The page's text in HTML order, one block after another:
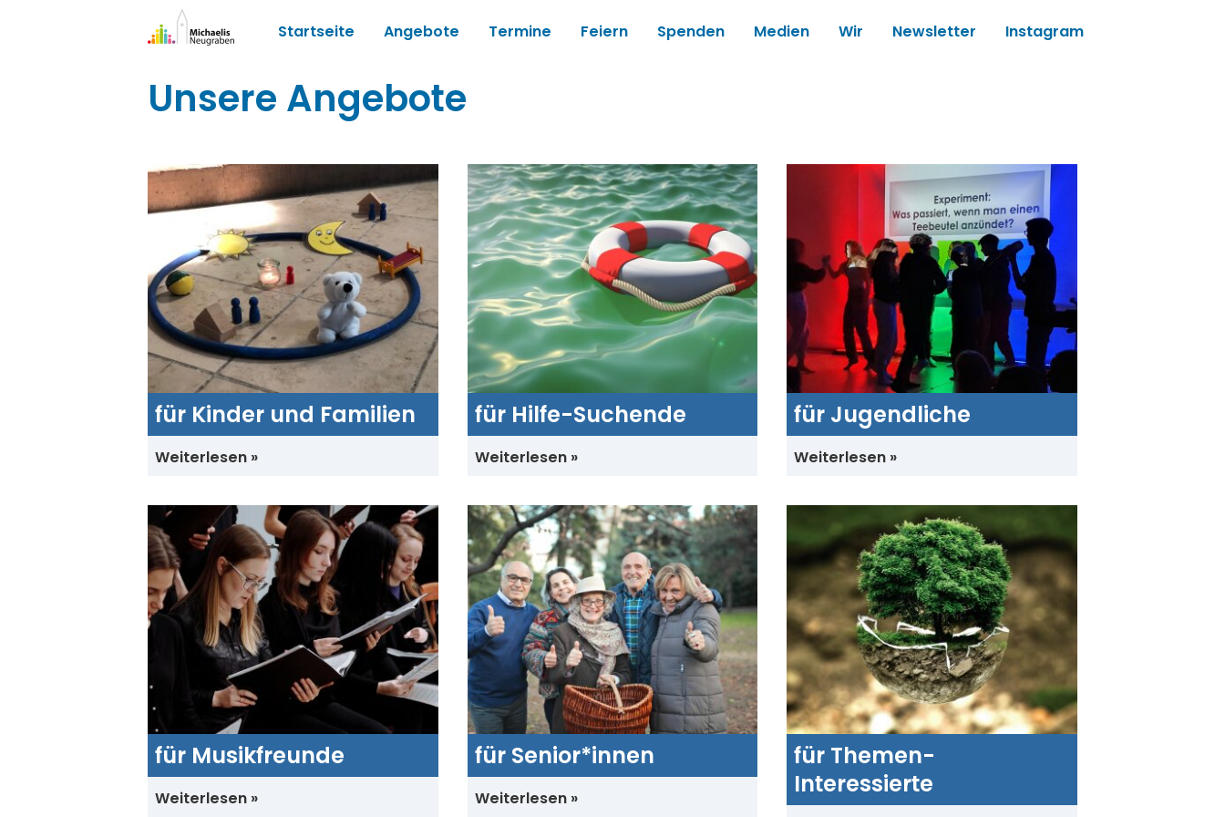
Startseite Angebote Termine Feiern Spenden Medien Wir Newsletter Instagram
Unsere Angebote
für Kinder und Familien
Weiterlesen
für Hilfe-Suchende
Weiterlesen
für Jugendliche
Weiterlesen
für Musikfreunde
Weiterlesen
für Senior*innen
Weiterlesen
für Themen-
Interessierte